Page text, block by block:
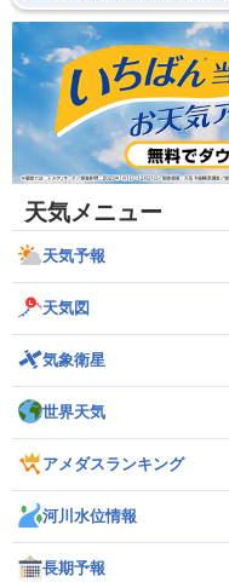
天気メニュー
天気予報
天気図
気象衛星
世界天気
アメダスランキング
河川水位情報
長期予報